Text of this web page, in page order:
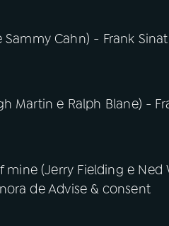
Cahn) - Frank
Martin e Ralph Blane) -
(Jerry Fielding e Ned
de Advise & consent